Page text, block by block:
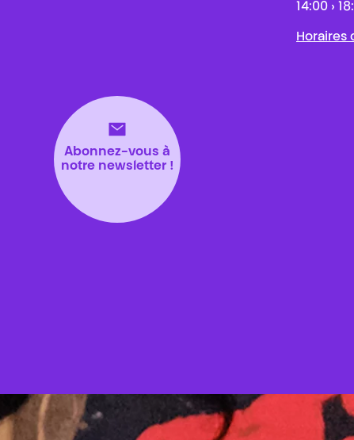
Abonnez-vous à
notre newsletter !
14:00 ›
Horaires